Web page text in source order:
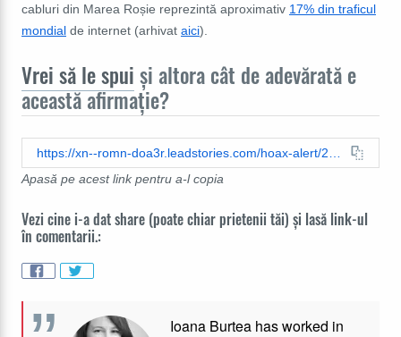
cabluri din Marea Roșie reprezintă aproximativ 17% din traficul
mondial de internet (arhivat aici).
Vrei să le spui și altora cât de adevărată e
această afirmație?
Apasă pe acest link pentru a-l copia
Vezi cine i-a dat share (poate chiar prietenii tăi) și lasă link-ul
în comentarii.:
Ioana Burtea has worked in